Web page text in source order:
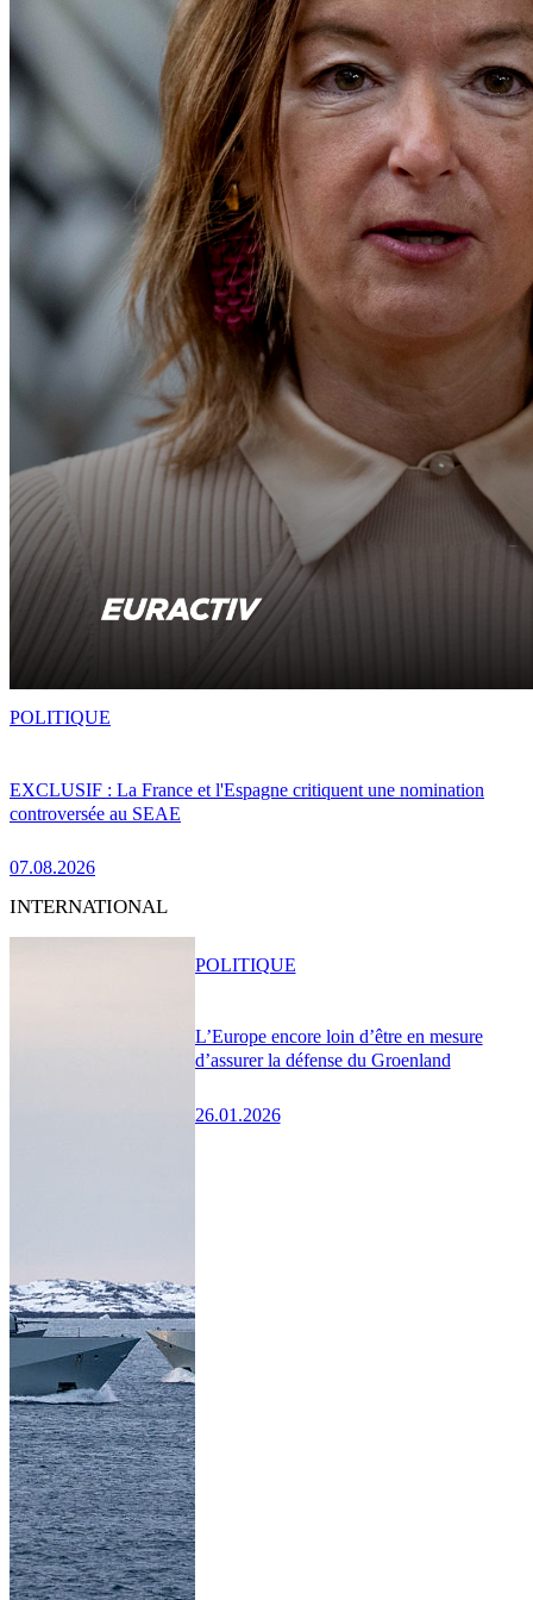
EXCLUSIF : La France et l'Espagne critiquent une nomination
controversée au SEAE
07.08.2026
POLITIQUE
INTERNATIONAL
L’Europe encore loin d’être en mesure
d’assurer la défense du Groenland
26.01.2026
POLITIQUE